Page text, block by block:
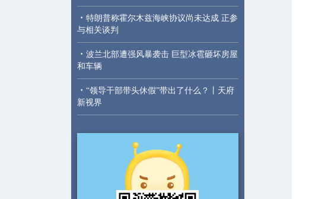
· 特朗普称霍尔木兹海峡协议尚未达成 正参
与相关谈判
· 波兰北部遭强风暴袭击 巨型冰雹砸坏房屋
和车辆
· “领导干部带头休假”带出了什么？丨天府
新视界